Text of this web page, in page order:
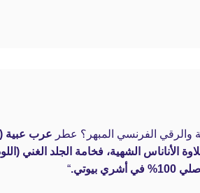
والرقي الفرنسي المبهر؟ عطر عرب عبية (Arab Obaya)
الأناناس الشهية، فخامة الجلد الغني
“